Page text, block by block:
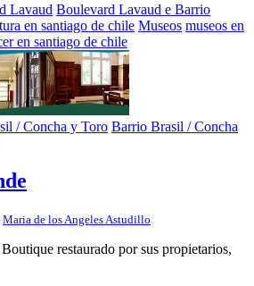
Lavaud Boulevard Lavaud e Barrio
en santiago de chile Museos museos en
en santiago de chile
/ Concha y Toro Barrio Brasil / Concha
Maria de los Angeles Astudillo
restaurado por sus propietarios,